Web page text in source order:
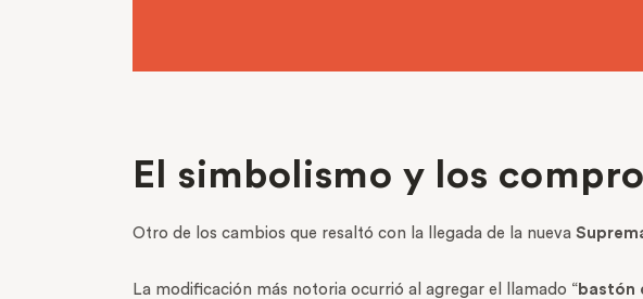
El simbolismo y los
Otro de los cambios que resaltó con la llegada de la nueva
La modificación más notoria ocurrió al agregar el llamado “ bastón